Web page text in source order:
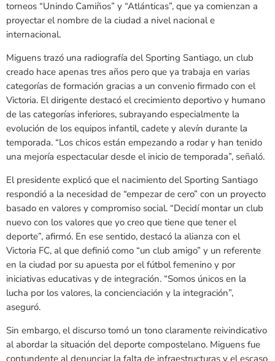
torneos “Unindo Camiños” y “Atlánticas”, que ya comienzan a
proyectar el nombre de la ciudad a nivel nacional e
internacional.
Miguens trazó una radiografía del Sporting Santiago, un club
creado hace apenas tres años pero que ya trabaja en varias
categorías de formación gracias a un convenio firmado con el
Victoria. El dirigente destacó el crecimiento deportivo y humano
de las categorías inferiores, subrayando especialmente la
evolución de los equipos infantil, cadete y alevín durante la
temporada. “Los chicos están empezando a rodar y han tenido
una mejoría espectacular desde el inicio de temporada”, señaló.
El presidente explicó que el nacimiento del Sporting Santiago
respondió a la necesidad de “empezar de cero” con un proyecto
basado en valores y compromiso social. “Decidí montar un club
nuevo con los valores que yo creo que tiene que tener el
deporte”, afirmó. En ese sentido, destacó la alianza con el
Victoria FC, al que definió como “un club amigo” y un referente
en la ciudad por su apuesta por el fútbol femenino y por
iniciativas educativas y de integración. “Somos únicos en la
lucha por los valores, la concienciación y la integración”,
aseguró.
Sin embargo, el discurso tomó un tono claramente reivindicativo
al abordar la situación del deporte compostelano. Miguens fue